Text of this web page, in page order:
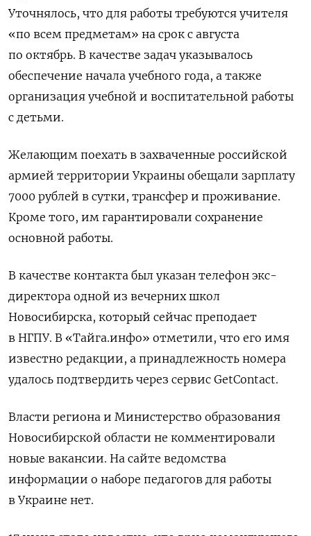
Уточнялось, что для работы требуются учителя
«по всем предметам» на срок с августа
по октябрь. В качестве задач указывалось
обеспечение начала учебного года, а также
организация учебной и воспитательной работы
с детьми.
Желающим поехать в захваченные российской
армией территории Украины обещали зарплату
7000 рублей в сутки, трансфер и проживание.
Кроме того, им гарантировали сохранение
основной работы.
В качестве контакта был указан телефон экс-
директора одной из вечерних школ
Новосибирска, который сейчас преподает
в НГПУ. В «Тайга.инфо» отметили, что его имя
известно редакции, а принадлежность номера
удалось подтвердить через сервис GetContact.
Власти региона и Министерство образования
Новосибирской области не комментировали
новые вакансии. На сайте ведомства
информации о наборе педагогов для работы
в Украине нет.